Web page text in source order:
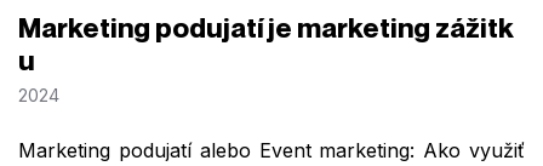
Marketing podujatí je marketing zážitk
u
2024
Marketing podujatí alebo Event marketing: Ako využiť